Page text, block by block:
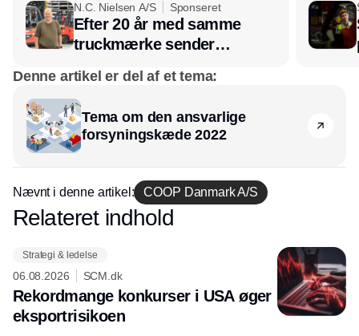
N.C. Nielsen A/S Sponseret
Efter 20 år med samme
truckmærke sender
hos INOX
Denne artikel er del af et tema:
Tema om den ansvarlige
forsyningskæde 2022
Nævnt i denne artikel: COOP Danmark A/S
Annonce
Relateret indhold
Strategi & ledelse
06.08.2026 SCM.dk
Rekordmange konkurser i USA øger
eksport­risikoen